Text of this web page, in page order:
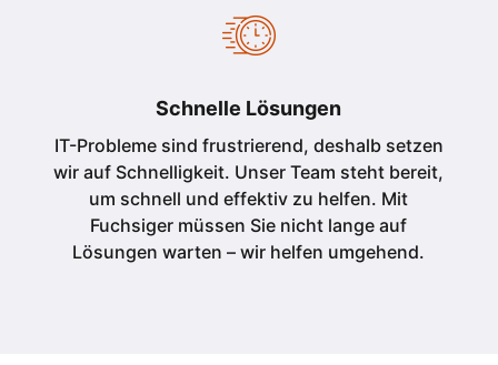
Schnelle Lösungen
IT-Probleme sind frustrierend, deshalb setzen
wir auf Schnelligkeit. Unser Team steht bereit,
um schnell und effektiv zu helfen. Mit
Fuchsiger müssen Sie nicht lange auf
Lösungen warten – wir helfen umgehend.